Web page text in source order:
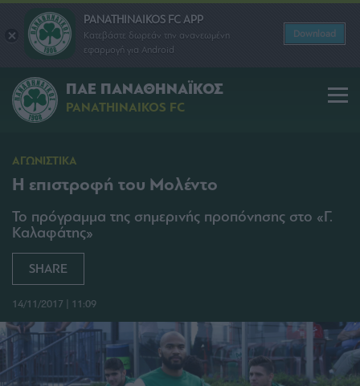
PANATHINAIKOS FC APP
Κατεβάστε δωρεάν την ανανεωμένη
εφαρμογή για Android
Download
ΠΑΕ ΠΑΝΑΘΗΝΑΪΚΟΣ
PANATHINAIKOS FC
ΑΓΩΝΙΣΤΙΚΑ
Η επιστροφή του Μολέντο
Το πρόγραμμα της σημερινής προπόνησης στο «Γ.
Καλαφάτης»
SHARE
14/11/2017 | 11:09